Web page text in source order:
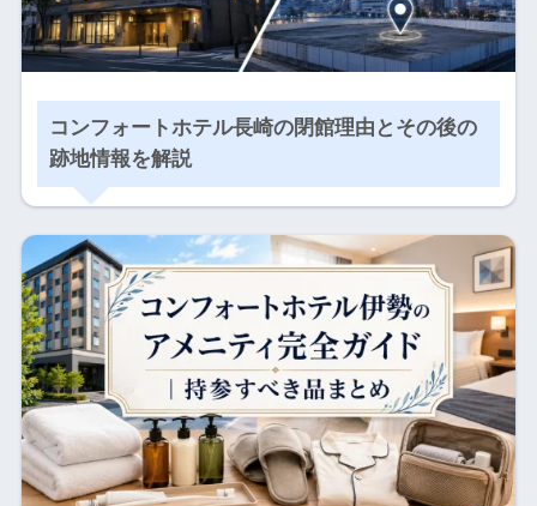
コンフォートホテル長崎の閉館理由とその後の
跡地情報を解説